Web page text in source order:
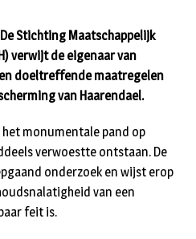
De Stichting Maatschappelijk
verwijt de eigenaar van
doeltreffende maatregelen
van Haarendael.
monumentale pand op
verwoestte ontstaan. De
onderzoek en wijst erop
van een
feit is.